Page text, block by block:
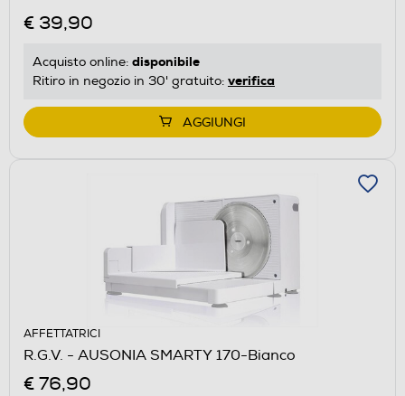
€ 39,90
Acquisto online: disponibile
Ritiro in negozio in 30' gratuito: verifica
AGGIUNGI
AFFETTATRICI
R.G.V. - AUSONIA SMARTY 170-Bianco
€ 76,90